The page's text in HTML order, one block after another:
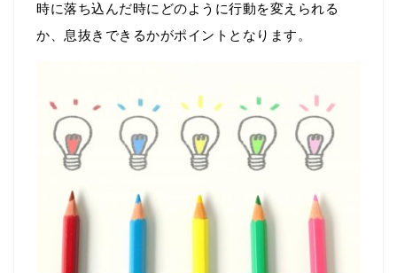
時に落ち込んだ時にどのように行動を変えられる
か、息抜きできるかがポイントとなります。